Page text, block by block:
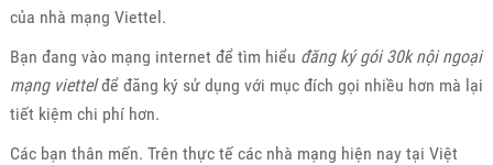
của nhà mạng Viettel.
Bạn đang vào mạng internet để tìm hiểu đăng ký gói 30k nội ngoại
mạng viettelđể đăng ký sử dụng với mục đích gọi nhiều hơn mà lại
tiết kiệm chi phí hơn.
Các bạn thân mến. Trên thực tế các nhà mạng hiện nay tại Việt